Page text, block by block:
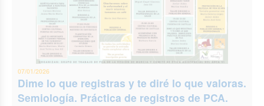
07/01/2026
Dime lo que registras y te diré lo que valoras.
Semiología. Práctica de registros de PCA.